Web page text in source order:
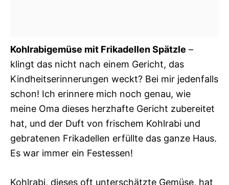
Kohlrabigemüse mit Frikadellen Spätzle –
klingt das nicht nach einem Gericht, das
Kindheitserinnerungen weckt? Bei mir jedenfalls
schon! Ich erinnere mich noch genau, wie
meine Oma dieses herzhafte Gericht zubereitet
hat, und der Duft von frischem Kohlrabi und
gebratenen Frikadellen erfüllte das ganze Haus.
Es war immer ein Festessen!
Kohlrabi, dieses oft unterschätzte Gemüse, hat